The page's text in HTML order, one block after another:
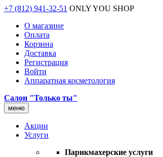
+7 (812) 941-32-51 ONLY YOU SHOP
О магазине
Оплата
Корзина
Доставка
Регистрация
Войти
Аппаратная косметология
Салон "Только ты"
меню
Акции
Услуги
Парикмахерские услуги